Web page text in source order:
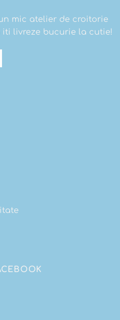
mic atelier de croitorie
livreze bucurie la cutie!